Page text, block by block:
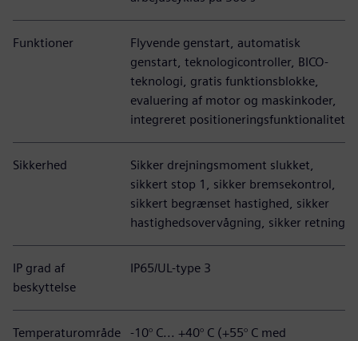
Funktioner
Flyvende genstart, automatisk
genstart, teknologicontroller, BICO-
teknologi, gratis funktionsblokke,
evaluering af motor og maskinkoder,
integreret positioneringsfunktionalitet
Sikkerhed
Sikker drejningsmoment slukket,
sikkert stop 1, sikker bremsekontrol,
sikkert begrænset hastighed, sikker
hastighedsovervågning, sikker retning
IP grad af
beskyttelse
IP65/UL-type 3
Temperaturområde
-10° C... +40° C (+55° C med